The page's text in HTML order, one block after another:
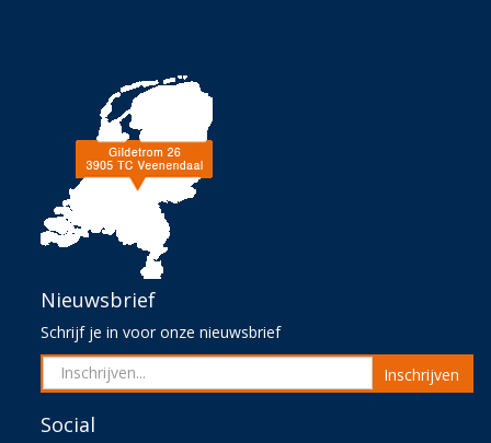
Nieuwsbrief
Schrijf je in voor onze nieuwsbrief
Inschrijven
Social